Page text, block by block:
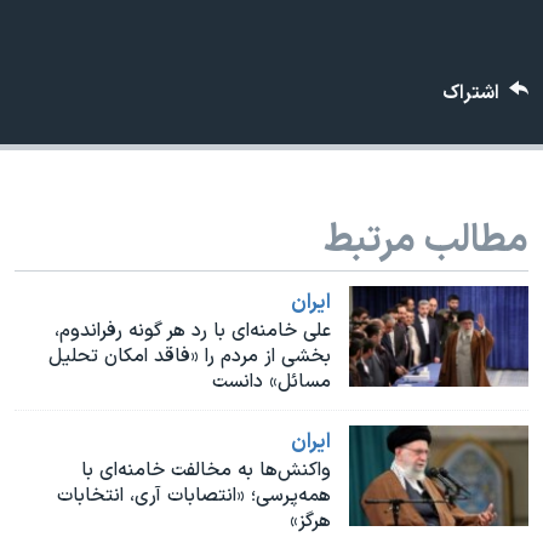
اسرائیل در جنگ
نرگس محمدی برنده جایزه نوبل صلح
صفحه‌های ویژه
سفر پرزیدنت ترامپ به چین
اشتراک
مطالب مرتبط
ايران
علی خامنه‌ای با رد هر گونه رفراندوم،
بخشی از مردم را «فاقد امکان تحلیل
مسائل» دانست
ايران
واکنش‌ها به مخالفت خامنه‌ای با
همه‌پرسی؛ «انتصابات آری، انتخابات
هرگز»